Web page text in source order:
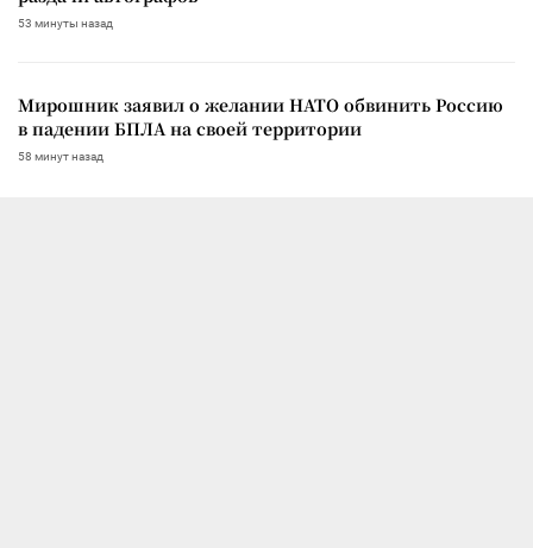
53 минуты назад
Мирошник заявил о желании НАТО обвинить Россию
в падении БПЛА на своей территории
58 минут назад